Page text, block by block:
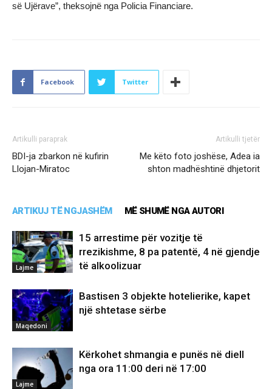
së Ujërave”, theksojnë nga Policia Financiare.
Facebook Twitter
Artikulli paraprak
BDI-ja zbarkon në kufirin
Llojan-Miratoc
Artikulli tjetër
Me këto foto joshëse, Adea ia
shton madhështinë dhjetorit
ARTIKUJ TË NGJASHËM MË SHUMË NGA AUTORI
Lajme
15 arrestime për vozitje të
rrezikishme, 8 pa patentë, 4 në gjendje
të alkoolizuar
Maqedoni
Bastisen 3 objekte hotelierike, kapet
një shtetase sërbe
Lajme
Kërkohet shmangia e punës në diell
nga ora 11:00 deri në 17:00